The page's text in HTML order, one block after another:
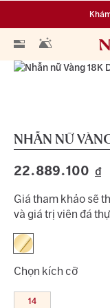
Đa dạng
NHẪN NỮ
22.889.100 đ
Giá tham khảo sẽ
và giá trị viên đá
Chọn kích cỡ
14